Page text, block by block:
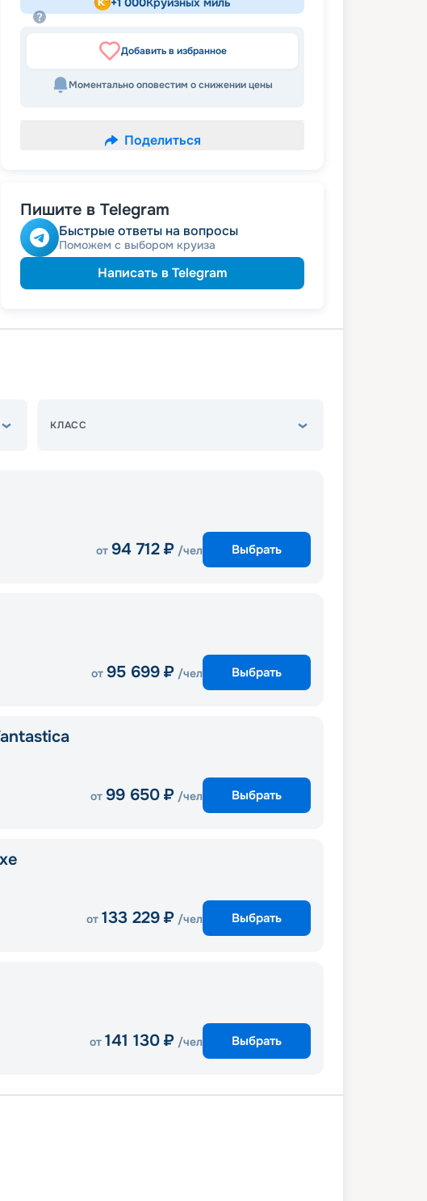
Добавить в избранное
Моментально оповестим о снижении цены
Поделиться
Пишите в Telegram
Быстрые ответы на вопросы
Поможем с выбором круиза
Написать в Telegram
КЛАСС
от 94 712 ₽ /чел Выбрать
от 95 699 ₽ /чел Выбрать
от 99 650 ₽ /чел Выбрать
от 133 229 ₽ /чел Выбрать
от 141 130 ₽ /чел Выбрать